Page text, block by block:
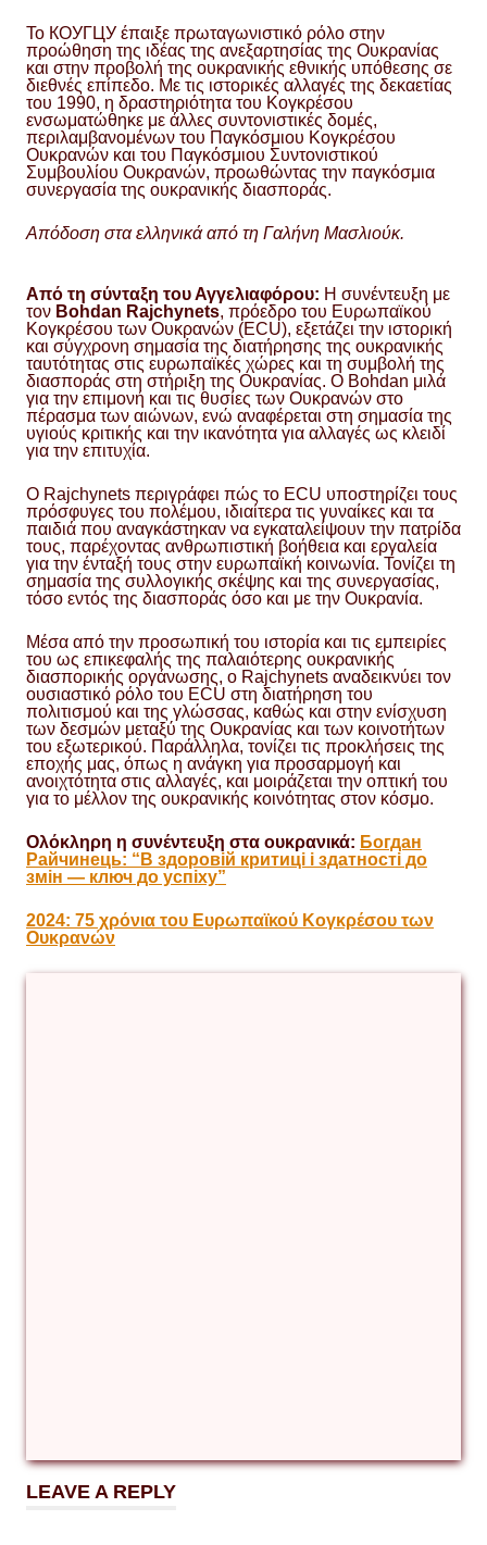
Το КОУГЦУ έπαιξε πρωταγωνιστικό ρόλο στην
προώθηση της ιδέας της ανεξαρτησίας της Ουκρανίας
και στην προβολή της ουκρανικής εθνικής υπόθεσης σε
διεθνές επίπεδο. Με τις ιστορικές αλλαγές της δεκαετίας
του 1990, η δραστηριότητα του Κογκρέσου
ενσωματώθηκε με άλλες συντονιστικές δομές,
περιλαμβανομένων του Παγκόσμιου Κογκρέσου
Ουκρανών και του Παγκόσμιου Συντονιστικού
Συμβουλίου Ουκρανών, προωθώντας την παγκόσμια
συνεργασία της ουκρανικής διασποράς.
Απόδοση στα ελληνικά από τη Γαλήνη Μασλιούκ.
Από τη σύνταξη του Αγγελιαφόρου: Η συνέντευξη με
τον Bohdan Rajchynets, πρόεδρο του Ευρωπαϊκού
Κογκρέσου των Ουκρανών (ECU), εξετάζει την ιστορική
και σύγχρονη σημασία της διατήρησης της ουκρανικής
ταυτότητας στις ευρωπαϊκές χώρες και τη συμβολή της
διασποράς στη στήριξη της Ουκρανίας. Ο Bohdan μιλά
για την επιμονή και τις θυσίες των Ουκρανών στο
πέρασμα των αιώνων, ενώ αναφέρεται στη σημασία της
υγιούς κριτικής και την ικανότητα για αλλαγές ως κλειδί
για την επιτυχία.
Ο Rajchynets περιγράφει πώς το ECU υποστηρίζει τους
πρόσφυγες του πολέμου, ιδιαίτερα τις γυναίκες και τα
παιδιά που αναγκάστηκαν να εγκαταλείψουν την πατρίδα
τους, παρέχοντας ανθρωπιστική βοήθεια και εργαλεία
για την ένταξή τους στην ευρωπαϊκή κοινωνία. Τονίζει τη
σημασία της συλλογικής σκέψης και της συνεργασίας,
τόσο εντός της διασποράς όσο και με την Ουκρανία.
Μέσα από την προσωπική του ιστορία και τις εμπειρίες
του ως επικεφαλής της παλαιότερης ουκρανικής
διασπορικής οργάνωσης, ο Rajchynets αναδεικνύει τον
ουσιαστικό ρόλο του ECU στη διατήρηση του
πολιτισμού και της γλώσσας, καθώς και στην ενίσχυση
των δεσμών μεταξύ της Ουκρανίας και των κοινοτήτων
του εξωτερικού. Παράλληλα, τονίζει τις προκλήσεις της
εποχής μας, όπως η ανάγκη για προσαρμογή και
ανοιχτότητα στις αλλαγές, και μοιράζεται την οπτική του
για το μέλλον της ουκρανικής κοινότητας στον κόσμο.
Ολόκληρη η συνέντευξη στα ουκρανικά: Богдан
Райчинець: “В здоровій критиці і здатності до
змін — ключ до успіху”
2024: 75 χρόνια του Ευρωπαϊκού Κογκρέσου των
Ουκρανών
LEAVE A REPLY